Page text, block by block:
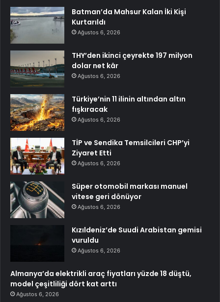
Batman’da Mahsur Kalan İki Kişi
Kurtarıldı
Ağustos 6, 2026
THY’den ikinci çeyrekte 197 milyon
dolar net kâr
Ağustos 6, 2026
Türkiye’nin 11 ilinin altından altın
fışkıracak
Ağustos 6, 2026
TİP ve Sendika Temsilcileri CHP’yi
Ziyaret Etti
Ağustos 6, 2026
Süper otomobil markası manuel
vitese geri dönüyor
Ağustos 6, 2026
Kızıldeniz’de Suudi Arabistan gemisi
vuruldu
Ağustos 6, 2026
Almanya’da elektrikli araç fiyatları yüzde 18 düştü,
model çeşitliliği dört kat arttı
Ağustos 6, 2026